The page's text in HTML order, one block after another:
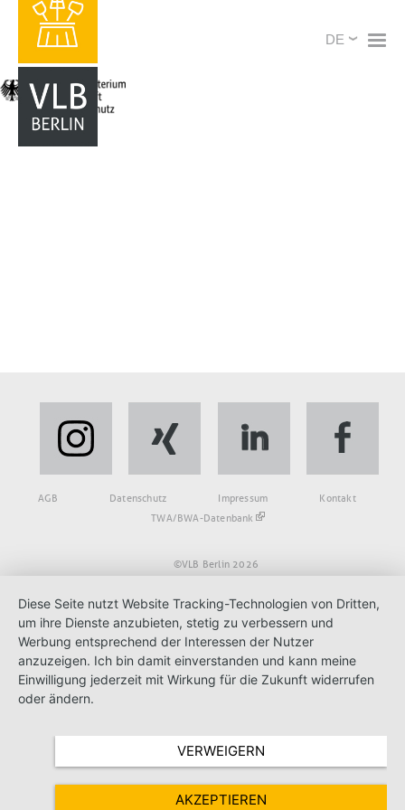
X
Select
©VLB Berlin 2026
Fußbereich
AGB Datenschutz Impressum
Kontakt
TWA/BWA-Datenbank
Diese Seite nutzt Website Tracking-Technologien von Dritten,
um ihre Dienste anzubieten, stetig zu verbessern und
Werbung entsprechend der Interessen der Nutzer
anzuzeigen. Ich bin damit einverstanden und kann meine
Einwilligung jederzeit mit Wirkung für die Zukunft widerrufen
oder ändern.
VERWEIGERN
AKZEPTIEREN